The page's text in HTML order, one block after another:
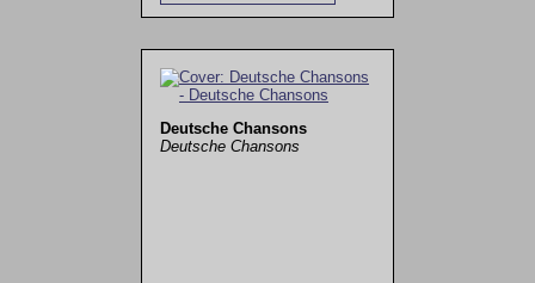
Deutsche Chansons
Deutsche Chansons